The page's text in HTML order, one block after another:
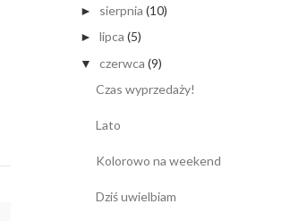
► sierpnia (10)
► lipca (5)
▼ czerwca (9)
Czas wyprzedaży!
Lato
Kolorowo na weekend
Dziś uwielbiam